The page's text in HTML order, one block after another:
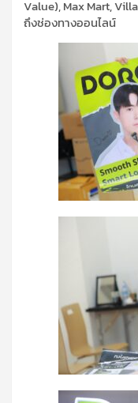
Value), Max Mart,
ถึงช่องทางออนไลน์